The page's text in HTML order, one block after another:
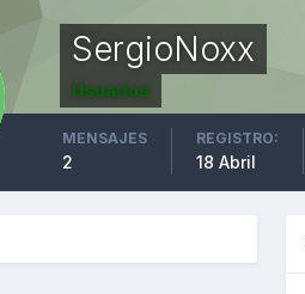
SergioNoxx
Usuarios
MENSAJES
2
REGISTRO:
18 Abril